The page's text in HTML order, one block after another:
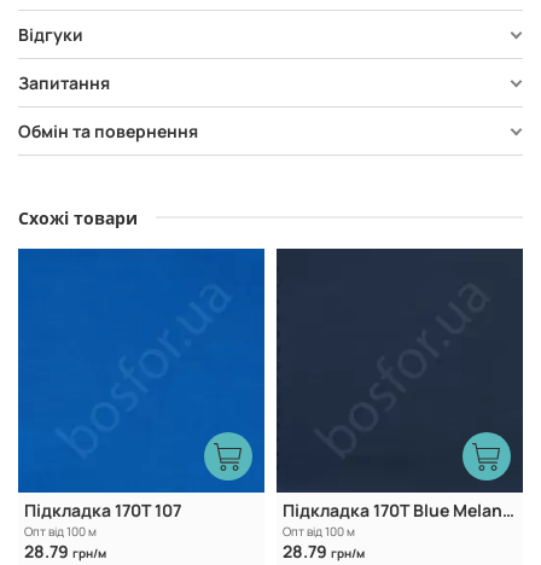
Відгуки
Запитання
Обмін та повернення
Схожі товари
Підкладка 170Т 107
Опт від 100 м
28.79 грн/м
Підкладка 170T Blue Melancholy
Опт від 100 м
28.79 грн/м